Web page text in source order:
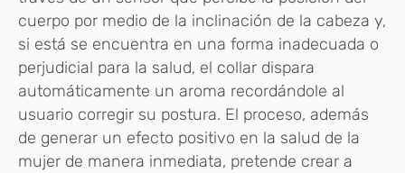
cuerpo por medio de la inclinación de la cabeza y,
si está se encuentra en una forma inadecuada o
perjudicial para la salud, el collar dispara
automáticamente un aroma recordándole al
usuario corregir su postura. El proceso, además
de generar un efecto positivo en la salud de la
mujer de manera inmediata, pretende crear a